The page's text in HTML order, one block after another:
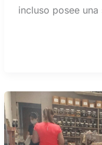
incluso posee